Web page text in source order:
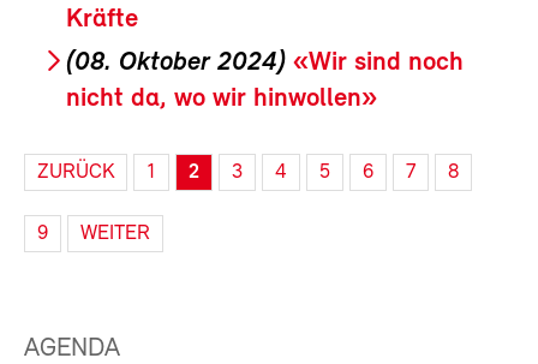
Kräfte
(08. Oktober 2024) «Wir sind noch
nicht da, wo wir hinwollen»
ZURÜCK 1 2 3 4 5 6 7 8
9 WEITER
AGENDA